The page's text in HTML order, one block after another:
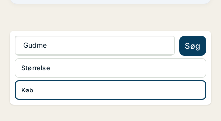
Gudme Søg
Køb
Størrelse